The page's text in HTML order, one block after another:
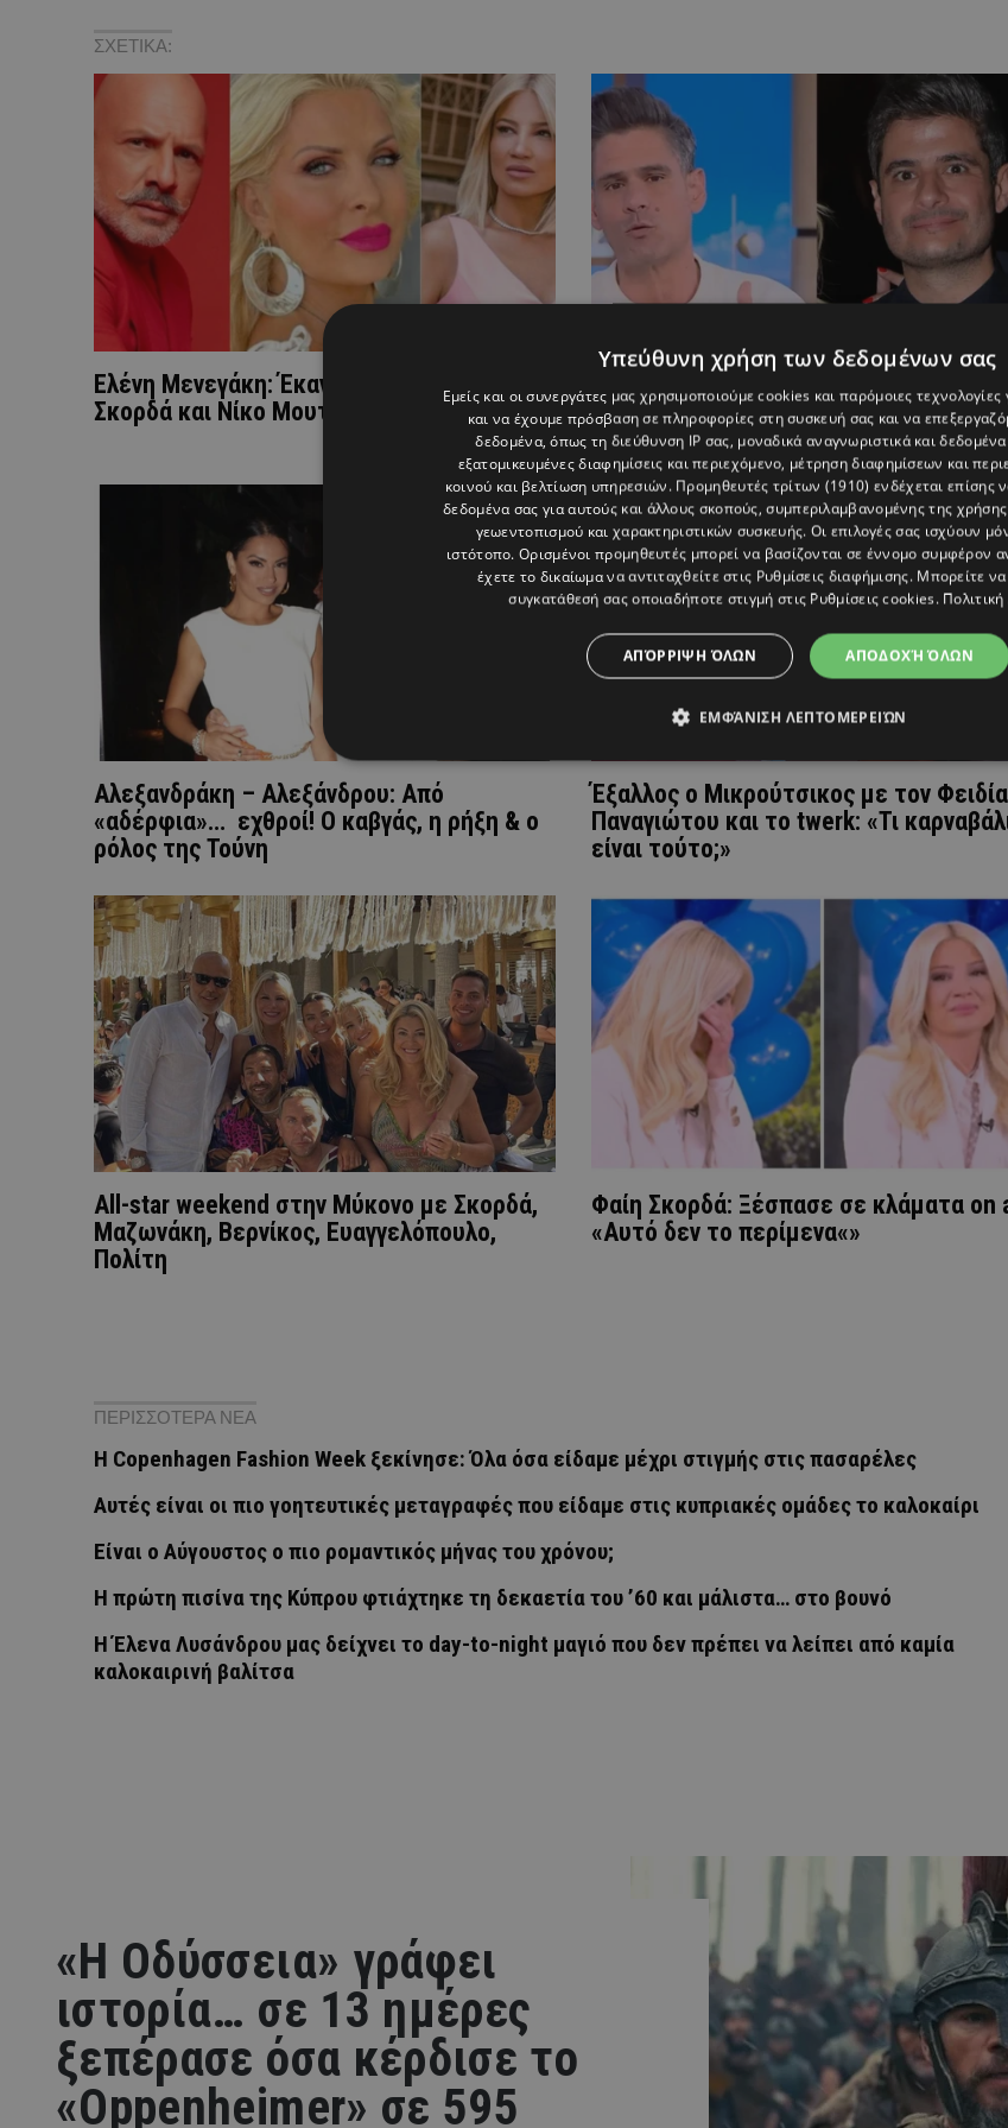
ΣΧΕΤΙΚΑ:
Ελένη Μενεγάκη: Έκανε unfollow σε Φαίη
Σκορδά και Νίκο Μουτσινά στο Instagram
«Με προσβάλλει, την επόμενη φορά να
είναι καλύτερα πληροφορημένος για
ήθος μου»
Αλεξανδράκη – Αλεξάνδρου: Από
«αδέρφια»… εχθροί! Ο καβγάς, η ρήξη & ο
ρόλος της Τούνη
Έξαλλος ο Μικρούτσικος με τον Φειδία
Παναγιώτου και το twerk: «Τι
είναι τούτο;»
All-star weekend στην Μύκονο με Σκορδά,
Mαζωνάκη, Βερνίκος, Ευαγγελόπουλο,
Πολίτη
Φαίη Σκορδά: Ξέσπασε σε κλάματα on
«Αυτό δεν το περίμενα«»
ΠΕΡΙΣΣΟΤΕΡΑ ΝΕΑ
Η Copenhagen Fashion Week ξεκίνησε: Όλα όσα είδαμε μέχρι στιγμής στις πασαρέλες
Αυτές είναι οι πιο γοητευτικές μεταγραφές που είδαμε στις κυπριακές ομάδες το καλοκαίρι
Eίναι ο Αύγουστος ο πιο ρομαντικός μήνας του χρόνου;
Η πρώτη πισίνα της Κύπρου φτιάχτηκε τη δεκαετία του ’60 και μάλιστα… στο βουνό
Η Έλενα Λυσάνδρου μας δείχνει το day-to-night μαγιό που δεν πρέπει να λείπει από καμία
καλοκαιρινή βαλίτσα
«Η Οδύσσεια» γράφει
ιστορία… σε 13 ημέρες
ξεπέρασε όσα κέρδισε το
«Oppenheimer» σε 595
Υπεύθυνη χρήση των δεδομένων σας
Εμείς και οι συνεργάτες μας χρησιμοποιούμε cookies και παρόμοιες
και να έχουμε πρόσβαση σε πληροφορίες στη συσκευή σας και να
δεδομένα, όπως τη διεύθυνση IP σας, μοναδικά αναγνωριστικά και
εξατομικευμένες διαφημίσεις και περιεχόμενο, μέτρηση διαφημίσεων και
κοινού και βελτίωση υπηρεσιών. Προμηθευτές τρίτων (1910) ενδέχεται επίσης
δεδομένα σας για αυτούς και άλλους σκοπούς, συμπεριλαμβανομένης της
γεωεντοπισμού και χαρακτηριστικών συσκευής. Οι επιλογές σας ισχύουν
ιστότοπο. Ορισμένοι προμηθευτές μπορεί να βασίζονται σε έννομο συμφέρον
έχετε το δικαίωμα να αντιταχθείτε στις Ρυθμίσεις διαφήμισης. Μπορείτε
συγκατάθεσή σας οποιαδήποτε στιγμή στις Ρυθμίσεις cookies.
ΑΠΟΔΟΧΉ ΌΛΩΝ
ΑΠΌΡΡΙΨΗ ΌΛΩΝ
ΕΜΦΆΝΙΣΗ ΛΕΠΤΟΜΕΡΕΙΏΝ